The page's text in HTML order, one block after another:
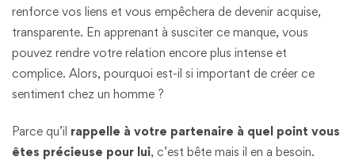
renforce vos liens et vous empêchera de devenir acquise,
transparente. En apprenant à susciter ce manque, vous
pouvez rendre votre relation encore plus intense et
complice. Alors, pourquoi est-il si important de créer ce
sentiment chez un homme ?
Parce qu’il rappelle à votre partenaire à quel point vous
êtes précieuse pour lui, c’est bête mais il en a besoin.